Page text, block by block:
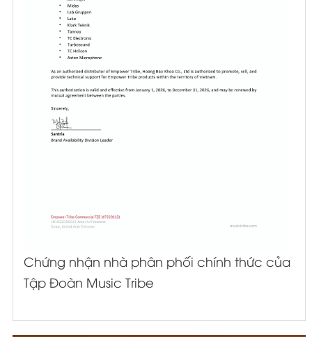
Chứng nhận nhà phân phối chính thức của
Tập Đoàn Music Tribe